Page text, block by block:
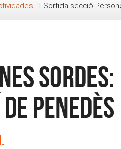
Sortida secció
Sordes:
Penedès